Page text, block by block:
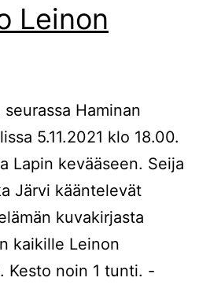
Leinon
Haminan
5.11.2021 klo 18.00.
Lapin kevääseen. Seija
Järvi kääntelevät
kuvakirjasta
kaikille Leinon
Kesto noin 1 tunti. -